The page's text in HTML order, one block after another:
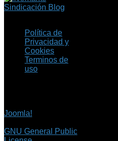
Sindicación Blog
Política de
Privacidad y
Cookies
Terminos de
uso
Joomla!
GNU General Public